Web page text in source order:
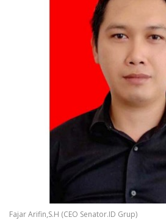
Fajar Arifin,S.H (CEO Senator.ID Grup)